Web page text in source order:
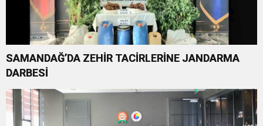
SAMANDAĞ’DA ZEHİR TACİRLERİNE JANDARMA
DARBESİ